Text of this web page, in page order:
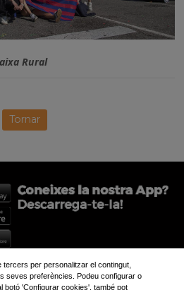
Rural
Tornar
per personalitzar el contingut,
seves preferències. Podeu configurar o
botó 'Configurar cookies', també pot